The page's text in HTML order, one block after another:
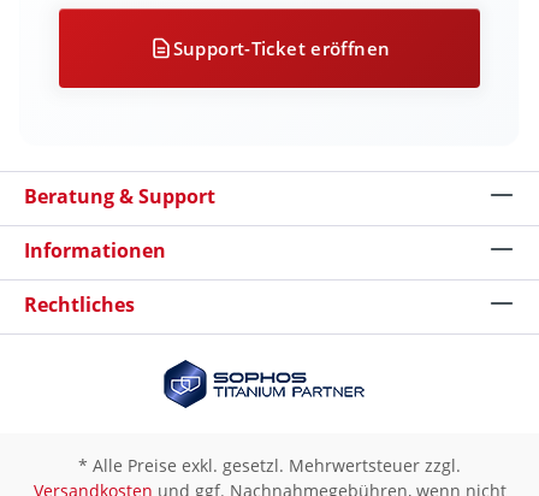
Support-Ticket eröffnen
Beratung & Support
Informationen
Rechtliches
* Alle Preise exkl. gesetzl. Mehrwertsteuer zzgl.
Versandkosten und ggf. Nachnahmegebühren, wenn nicht